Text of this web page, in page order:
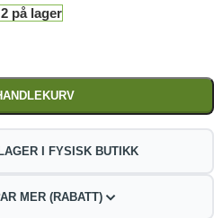
på lager
I FYSISK BUTIKK
MER (RABATT)